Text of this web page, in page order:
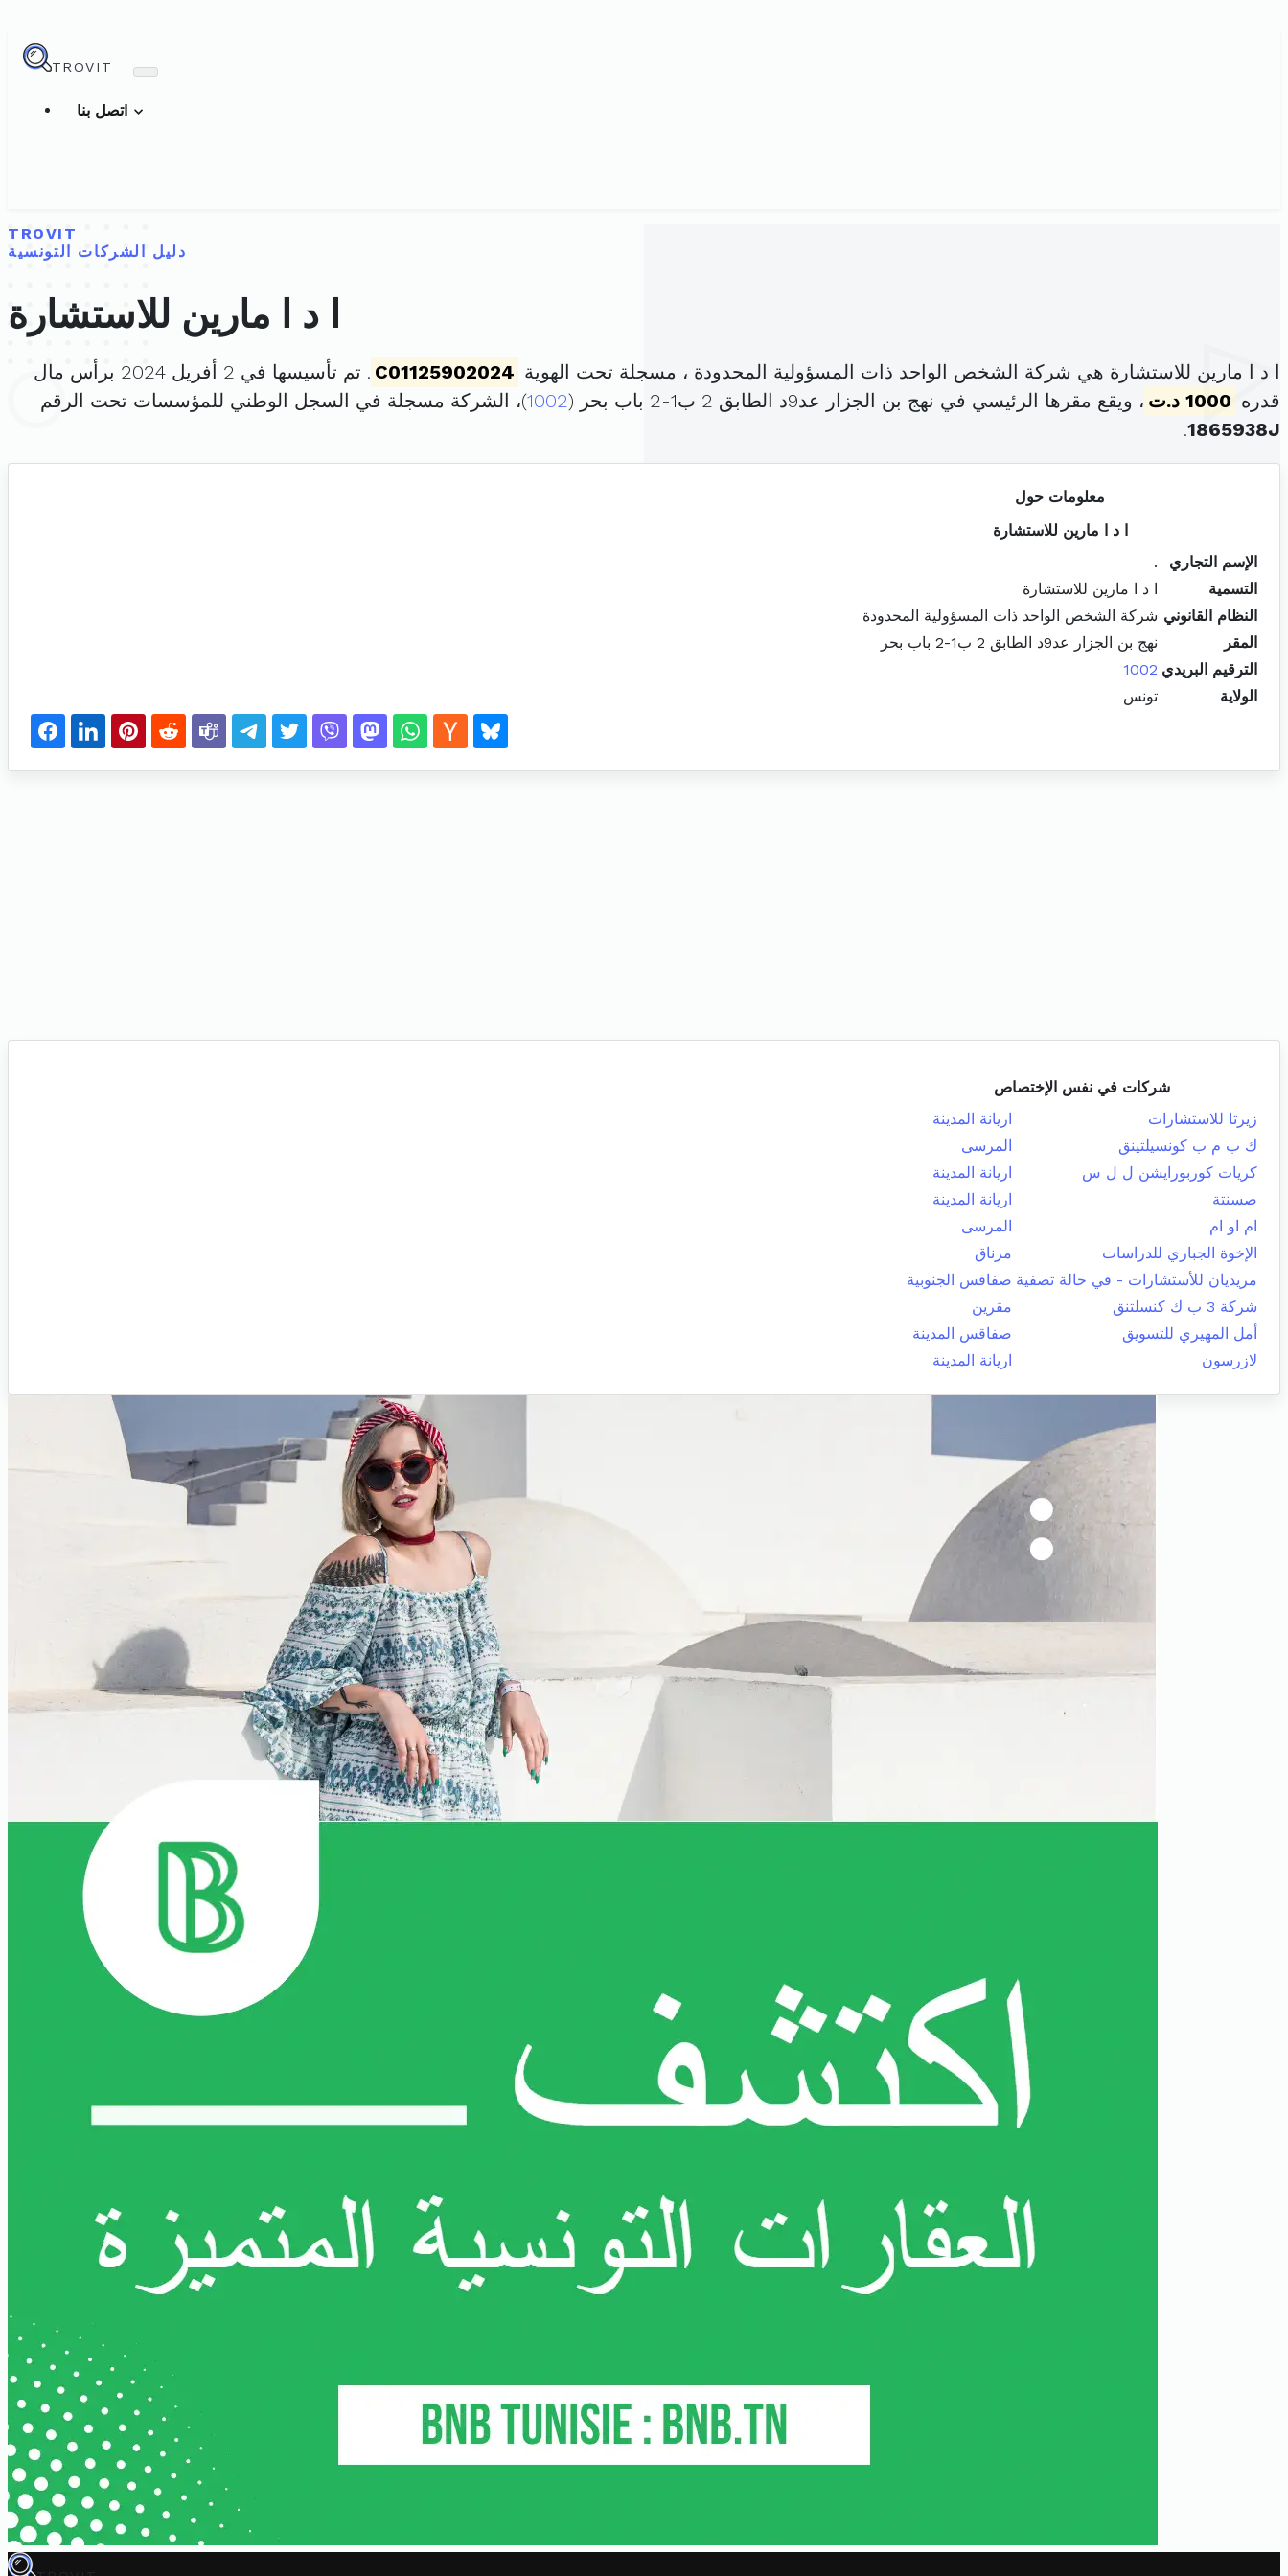
TROVIT
TROVIT
دليل الشركات التونسية
ا د ا مارين للاستشارة
ا د ا مارين للاستشارة هي شركة الشخص الواحد ذات المسؤولية المحدودة ، مسجلة تحت الهوية C01125902024
. تم تأسيسها في 2 أفريل 2024 برأس مال
قدره 1000 د.ت ، ويقع مقرها الرئيسي في نهج بن الجزار عد9د الطابق 2 ب1-2 باب بحر ( 1002)، الشركة مسجلة في السجل الوطني للمؤسسات تحت الرقم
1865938J
.
معلومات حول
ا د ا مارين للاستشارة
الإسم التجاري
.
التسمية
ا د ا مارين للاستشارة
النظام القانوني شركة الشخص الواحد ذات المسؤولية المحدودة
المقر
نهج بن الجزار عد9د الطابق 2 ب1-2 باب بحر
الترقيم البريدي 1002
الولاية
تونس
شركات في نفس الإختصاص
زيرتا للاستشارات
اريانة المدينة
ك ب م ب كونسيلتينق
المرسى
كريات كوربورايشن ل ل س
اريانة المدينة
صسنتة
اريانة المدينة
ام او ام
المرسى
الإخوة الجباري للدراسات
مرناق
مريديان للأستشارات - في حالة تصفية صفاقس الجنوبية
شركة 3 ب ك كنسلتنق
مقرين
أمل المهيري للتسويق
صفاقس المدينة
لازرسون
اريانة المدينة